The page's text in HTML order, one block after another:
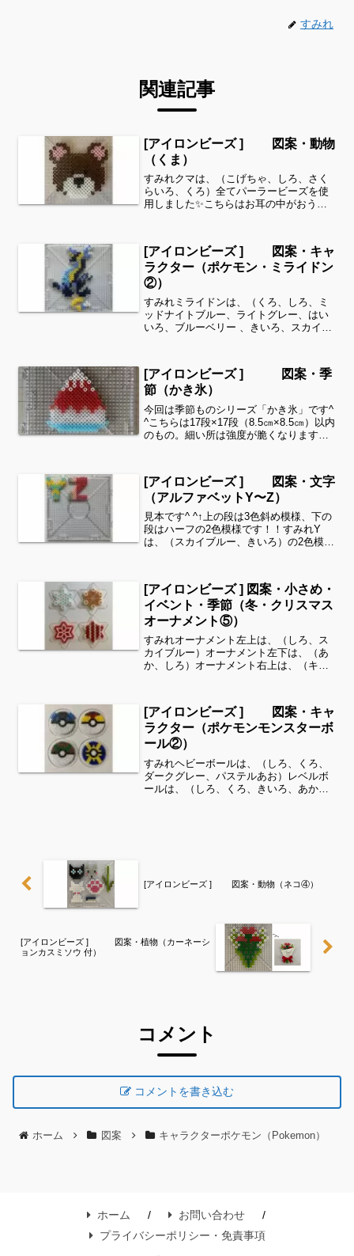
すみれ
関連記事
[アイロンビーズ ] 図案・動物
（くま）
すみれクマは、（こげちゃ、しろ、さく
らいろ、くろ）全てパーラービーズを使
用しました✨こちらはお耳の中がおうど
り、花・虫などシリーズ別に図案を見る
ことができます！お時間が...
[アイロンビーズ ] 図案・キャ
ラクター（ポケモン・ミライドン
②）
すみれミライドンは、（くろ、しろ、ミ
ッドナイトブルー、ライトグレー、はい
いろ、ブルーベリー 、きいろ、スカイブ
ゴリー欄より、花・虫などシリーズ別に
図案を見ることができ...
[アイロンビーズ ] 図案・季
節（かき氷）
今回は季節ものシリーズ「かき氷」です^
^こちらは17段×17段（8.5㎝×8.5㎝）以内
のもの。細い所は強度が脆くなりますの
ちょうど良いようです。全部作ることが
難しい...
[アイロンビーズ ] 図案・文字
（アルファベットY〜Z）
見本です^ ^↑上の段は3色斜め模様、下の
段はハーフの2色模様です！！すみれY
は、（スカイブルー、きいろ）の2色模様
した✨すみれサイドバーのカテゴリー欄
より、花・虫...
[アイロンビーズ ] 図案・小さめ・
イベント・季節（冬・クリスマス
オーナメント⑤）
すみれオーナメント左上は、（しろ、ス
カイブルー）オーナメント左下は、（あ
か、しろ）オーナメント右上は、（キャ
てパーラービーズ）を使用しました。す
みれサイドバーのカテゴリ...
[アイロンビーズ ] 図案・キャ
ラクター（ポケモンモンスターボ
ール②）
すみれヘビーボールは、（しろ、くろ、
ダークグレー、パステルあお）レベルボ
ールは、（しろ、くろ、きいろ、あか、
[アイロンビーズ ] 図案・動物（ネコ④）
[アイロンビーズ ] 図案・植物（カーネーシ
ョンカスミソウ 付）
コメント
コメントを書き込む
ホーム 図案 キャラクターポケモン（Pokemon）
ホーム
お問い合わせ
プライバシーポリシー・免責事項